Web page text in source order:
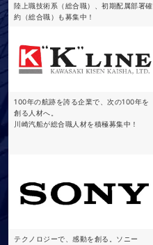
陸上職技術系（総合職）、初期配属部署確
約（総合職）も募集中！
100年の航跡を誇る企業で、次の100年を
創る人材へ。
川崎汽船が総合職人材を積極募集中！
テクノロジーで、感動を創る。ソニー